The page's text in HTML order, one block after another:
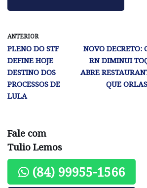
ANTERIOR
PLENO DO STF
DEFINE HOJE
DESTINO DOS
PROCESSOS DE
LULA
NOVO DECRETO:
RN DIMINUI
ABRE
QUE
Fale com
Tulio Lemos
(84) 99955-1566